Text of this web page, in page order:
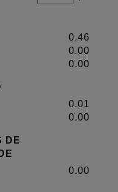
0.46
0.00
0.00
0.01
0.00
DE
0.00